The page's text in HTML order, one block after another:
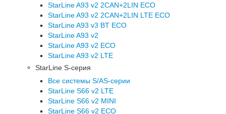
StarLine A93 v2 2CAN+2LIN ECO
StarLine A93 v2 2CAN+2LIN LTE ECO
StarLine A93 v3 BT ECO
StarLine A93 v2
StarLine A93 v2 ECO
StarLine A93 v2 LTE
StarLine S-серия
Все системы S/AS-серии
StarLine S66 v2 LTE
StarLine S66 v2 MINI
StarLine S66 v2 ECO